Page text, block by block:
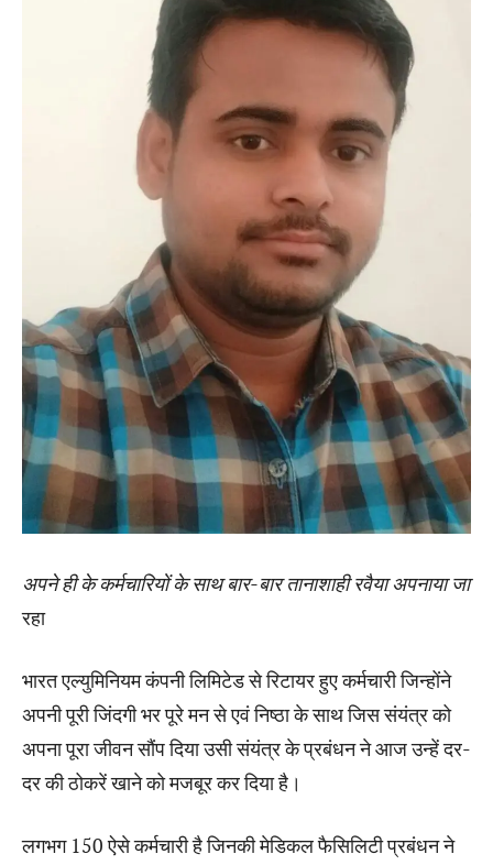
अपने ही के कर्मचारियों के साथ बार-बार तानाशाही रवैया अपनाया जा
रहा
भारत एल्युमिनियम कंपनी लिमिटेड से रिटायर हुए कर्मचारी जिन्होंने
अपनी पूरी जिंदगी भर पूरे मन से एवं निष्ठा के साथ जिस संयंत्र को
अपना पूरा जीवन सौंप दिया उसी संयंत्र के प्रबंधन ने आज उन्हें दर-
दर की ठोकरें खाने को मजबूर कर दिया है।
लगभग 150 ऐसे कर्मचारी है जिनकी मेडिकल फैसिलिटी प्रबंधन ने